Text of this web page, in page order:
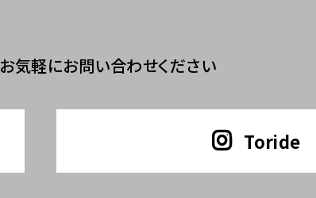
お気軽にお問い合わせください
Toride